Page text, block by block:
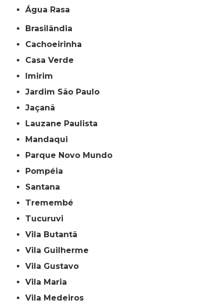
Água Rasa
Brasilândia
Cachoeirinha
Casa Verde
Imirim
Jardim São Paulo
Jaçanã
Lauzane Paulista
Mandaqui
Parque Novo Mundo
Pompéia
Santana
Tremembé
Tucuruvi
Vila Butantã
Vila Guilherme
Vila Gustavo
Vila Maria
Vila Medeiros